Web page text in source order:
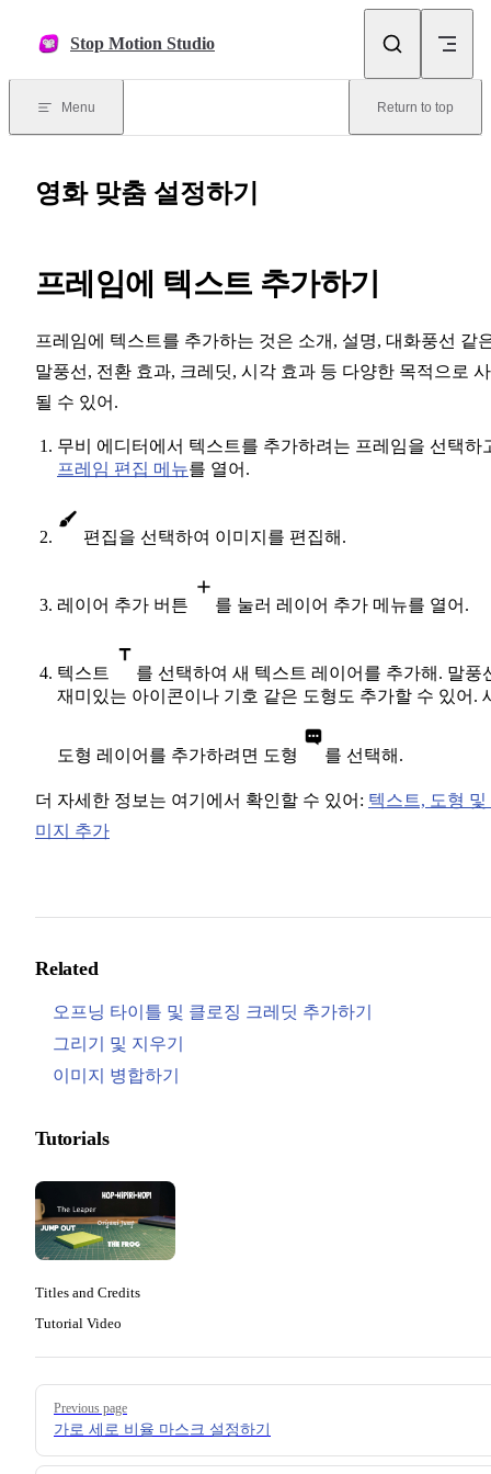
Stop Motion Studio
Menu Return to top
영화 맞춤 설정하기
프레임에 텍스트 추가하기
프레임에 텍스트를 추가하는 것은 소개, 설명, 대화풍선 같
말풍선, 전환 효과, 크레딧, 시각 효과 등 다양한 목적으로
될 수 있어.
무비 에디터에서 텍스트를 추가하려는 프레임을 선택하
프레임 편집 메뉴를 열어.
편집을 선택하여 이미지를 편집해.
레이어 추가 버튼 를 눌러 레이어 추가 메뉴를 열어.
텍스트
를 선택하여 새 텍스트 레이어를 추가해. 말풍
재미있는 아이콘이나 기호 같은 도형도 추가할 수 있어.
도형 레이어를 추가하려면 도형 를 선택해.
더 자세한 정보는 여기에서 확인할 수 있어: 텍스트, 도형 및
미지 추가
Related
오프닝 타이틀 및 클로징 크레딧 추가하기
그리기 및 지우기
이미지 병합하기
Tutorials
Titles and Credits
Tutorial Video
Pager
Previous page
가로 세로 비율 마스크 설정하기